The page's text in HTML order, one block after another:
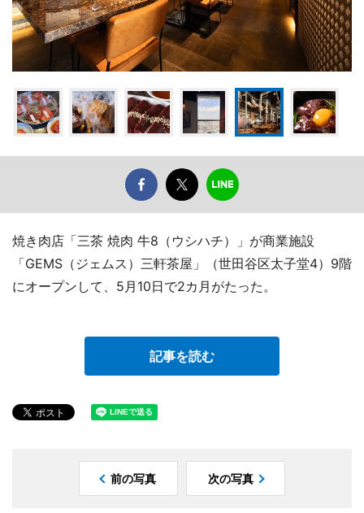
焼き肉店「三茶 焼肉 牛8（ウシハチ）」が商業施設
「GEMS（ジェムス）三軒茶屋」（世田谷区太子堂4）9階
にオープンして、5月10日で2カ月がたった。
記事を読む
前の写真 次の写真